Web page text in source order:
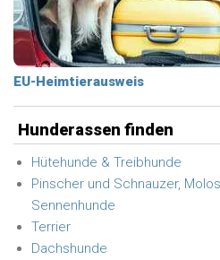
EU-Heimtierausweis
Hunderassen finden
Hütehunde & Treibhunde
Pinscher und Schnauzer,
Sennenhunde
Terrier
Dachshunde